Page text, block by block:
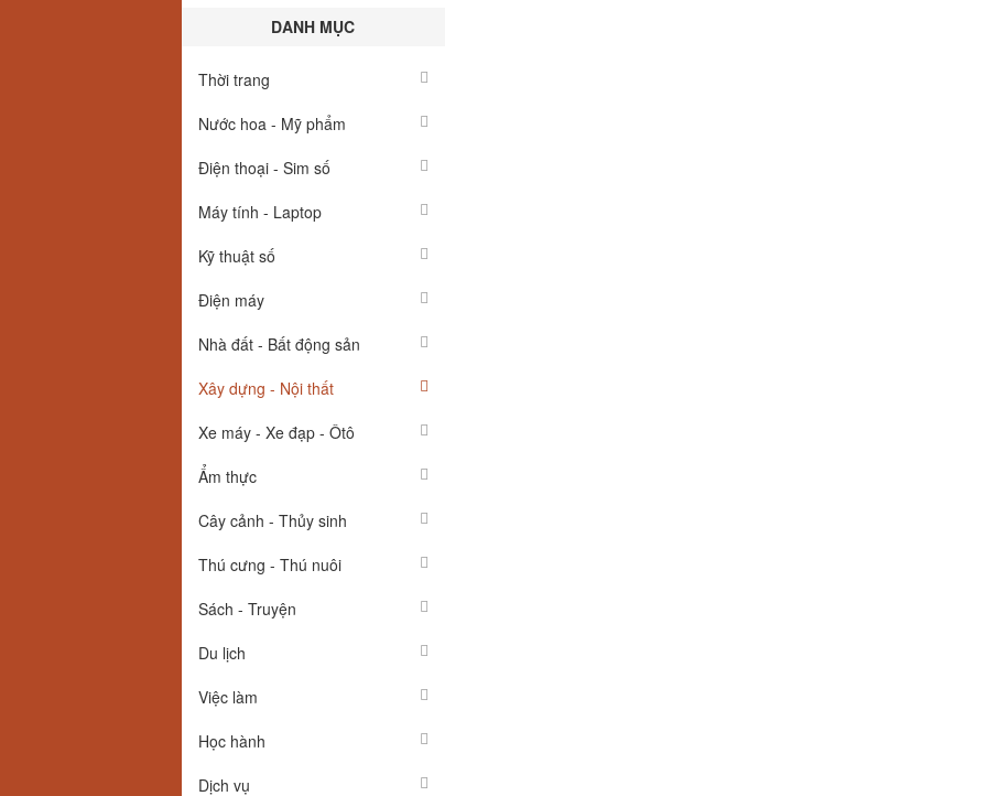
DANH MỤC
Thời trang
Nước hoa - Mỹ phẩm
Điện thoại - Sim số
Máy tính - Laptop
Kỹ thuật số
Điện máy
Nhà đất - Bất động sản
Xây dựng - Nội thất
Xe máy - Xe đạp - Ôtô
Ẩm thực
Cây cảnh - Thủy sinh
Thú cưng - Thú nuôi
Sách - Truyện
Du lịch
Việc làm
Học hành
Dịch vụ